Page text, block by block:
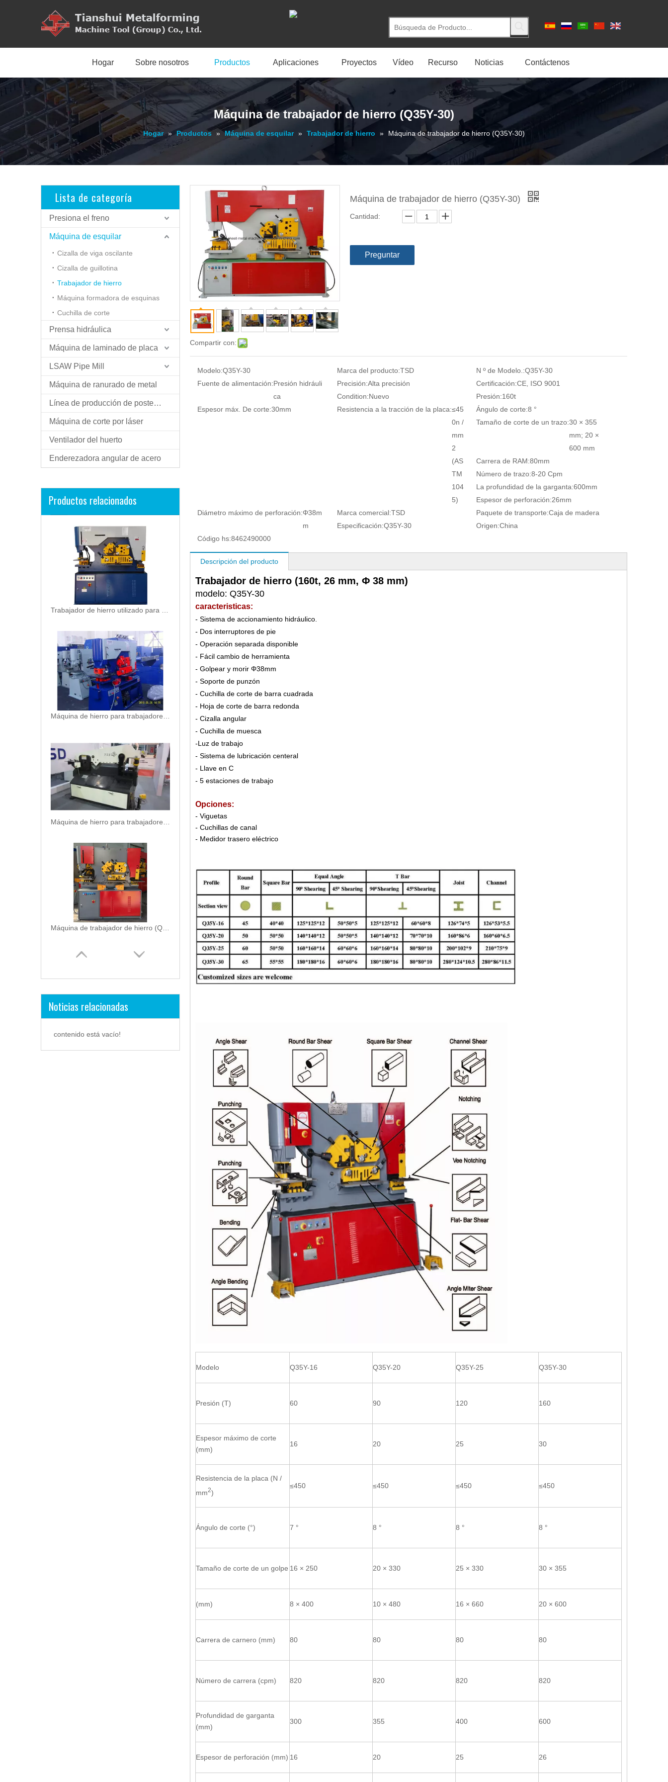
Hogar Sobre nosotros Productos Aplicaciones Proyectos Vídeo Recurso Noticias Contáctenos
Máquina de trabajador de hierro (Q35Y-30)
Hogar » Productos » Máquina de esquilar » Trabajador de hierro » Máquina de trabajador de hierro (Q35Y-30)
Lista de categoría
Presiona el freno
Máquina de esquilar
Cizalla de viga oscilante
Cizalla de guillotina
Trabajador de hierro
Máquina formadora de esquinas
Cuchilla de corte
Prensa hidráulica
Máquina de laminado de placa
LSAW Pipe Mill
Máquina de ranurado de metal
Línea de producción de postes ligeros
Máquina de corte por láser
Ventilador del huerto
Enderezadora angular de acero
Productos relacionados
Noticias relacionadas
contenido está vacío!
Compartir con:
Máquina de trabajador de hierro (Q35Y-30)
Cantidad:
Preguntar
Modelo:Q35Y-30 Marca del producto:TSD N º de Modelo.:Q35Y-30
Fuente de alimentación:Presión hidráuli
ca
Precisión:Alta precisión Certificación:CE, ISO 9001
Condition:Nuevo Presión:160t
Espesor máx. De corte:30mm Resistencia a la tracción de la placa:≤45
0n /
mm
2
(AS
TM
104
5)
Ángulo de corte:8 °
Tamaño de corte de un trazo:30 × 355
mm; 20 ×
600 mm
Carrera de RAM:80mm
Número de trazo:8-20 Cpm
La profundidad de la garganta:600mm
Espesor de perforación:26mm
Diámetro máximo de perforación:Φ38m
m
Marca comercial:TSD Paquete de transporte:Caja de madera
Especificación:Q35Y-30 Origen:China
Código hs:8462490000
Descripción del producto
Trabajador de hierro (160t, 26 mm, Φ 38 mm)
modelo: Q35Y-30
caracteristicas:
- Sistema de accionamiento hidráulico.
- Dos interruptores de pie
- Operación separada disponible
- Fácil cambio de herramienta
- Golpear y morir Φ38mm
- Soporte de punzón
- Cuchilla de corte de barra cuadrada
- Hoja de corte de barra redonda
- Cizalla angular
- Cuchilla de muesca
-Luz de trabajo
- Sistema de lubricación centeral
- Llave en C
- 5 estaciones de trabajo
Opciones:
- Viguetas
- Cuchillas de canal
- Medidor trasero eléctrico
Modelo Q35Y-16 Q35Y-20 Q35Y-25 Q35Y-30
Presión (T) 60 90 120 160
Espesor máximo de corte
(mm)
16 20 25 30
Resistencia de la placa (N /
mm2)
≤450 ≤450 ≤450 ≤450
Ángulo de corte (°) 7 ° 8 ° 8 ° 8 °
Tamaño de corte de un golpe 16 × 250 20 × 330 25 × 330 30 × 355
(mm) 8 × 400 10 × 480 16 × 660 20 × 600
Carrera de carnero (mm) 80 80 80 80
Número de carrera (cpm) 820 820 820 820
Profundidad de garganta
(mm)
300 355 400 600
Espesor de perforación (mm) 16 20 25 26